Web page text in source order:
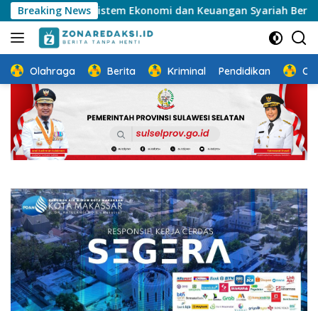
Langsung
ke
konten
Breaking News
Ekosistem Ekonomi dan Keuangan Syariah Berkelanjutan
Olahraga Berita Kriminal Pendidikan